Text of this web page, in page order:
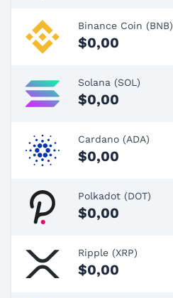
Binance Coin (BNB)
$0,00
Solana (SOL)
$0,00
Cardano (ADA)
$0,00
Polkadot (DOT)
$0,00
Ripple (XRP)
$0,00